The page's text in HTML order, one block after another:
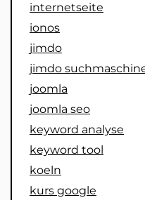
internetseite
ionos
jimdo
jimdo
joomla
joomla seo
keyword analyse
keyword tool
koeln
kurs google